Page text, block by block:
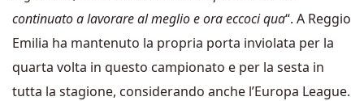
continuato a lavorare al meglio e ora eccoci qua“. A Reggio
Emilia ha mantenuto la propria porta inviolata per la
quarta volta in questo campionato e per la sesta in
tutta la stagione, considerando anche l’Europa League.